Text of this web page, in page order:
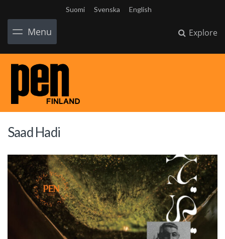
Suomi Svenska English
Menu Explore
Saad Hadi